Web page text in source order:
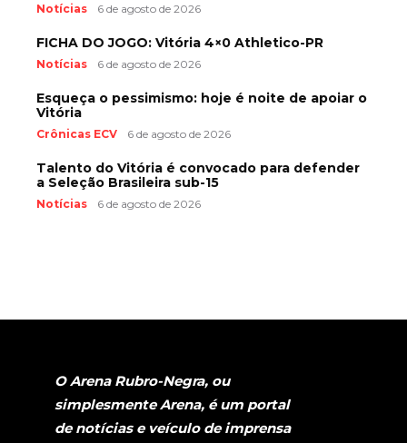
Notícias 6 de agosto de 2026
FICHA DO JOGO: Vitória 4×0 Athletico-PR
Notícias 6 de agosto de 2026
Esqueça o pessimismo: hoje é noite de apoiar o
Vitória
Crônicas ECV 6 de agosto de 2026
Talento do Vitória é convocado para defender
a Seleção Brasileira sub-15
Notícias 6 de agosto de 2026
O Arena Rubro-Negra, ou
simplesmente Arena, é um portal
de notícias e veículo de imprensa